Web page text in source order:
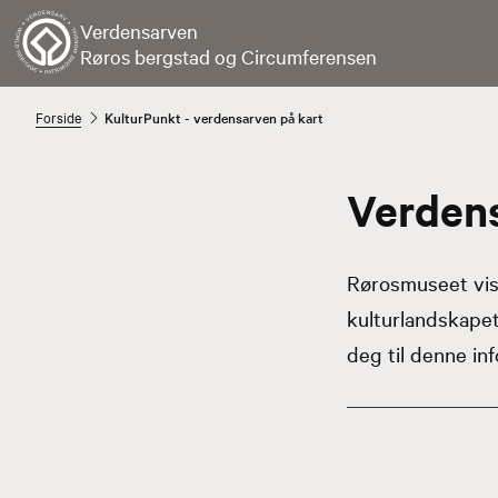
Verdensarven
Røros bergstad og Circumferensen
Forside KulturPunkt - verdensarven på kart
Rørosmuseet
deg til denne